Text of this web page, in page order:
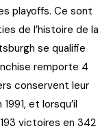
playoffs. Ce sont
de l’histoire de la
se qualifie
remporte 4
conservent leur
et lorsqu’il
victoires en 342